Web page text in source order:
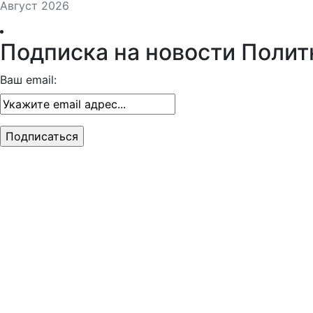
Август 2026
Подписка на новости
Ваш email: